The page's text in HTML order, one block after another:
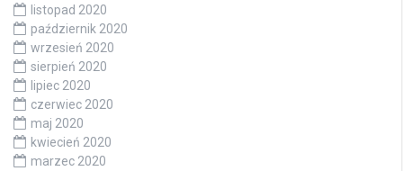
listopad 2020
październik 2020
wrzesień 2020
sierpień 2020
lipiec 2020
czerwiec 2020
maj 2020
kwiecień 2020
marzec 2020